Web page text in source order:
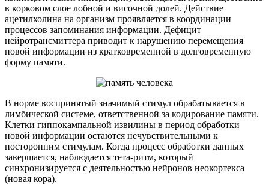
в корковом слое лобной и височной долей. Действие
ацетилхолина на организм проявляется в координации
процессов запоминания информации. Дефицит
нейротрансмиттера приводит к нарушению перемещения
новой информации из кратковременной в долговременную
форму памяти.
В норме воспринятый значимый стимул обрабатывается в
лимбической системе, ответственной за кодирование памяти.
Клетки гиппокампальной извилины в период обработки
новой информации остаются нечувствительными к
посторонним стимулам. Когда процесс обработки данных
завершается, наблюдается тета-ритм, который
синхронизируется с деятельностью нейронов неокортекса
(новая кора).